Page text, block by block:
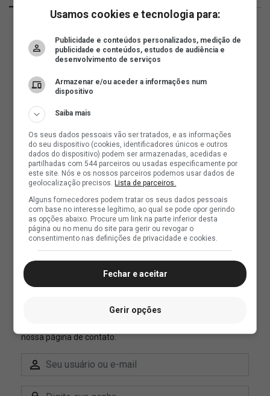
Usamos cookies e tecnologia para:
Publicidade e conteúdos personalizados, medição de
publicidade e conteúdos, estudos de audiência e
desenvolvimento de serviços
Armazenar e/ou aceder a informações num
dispositivo
Saiba mais
Os seus dados pessoais vão ser tratados, e as informações
do seu dispositivo (cookies, identificadores únicos e outros
dados do dispositivo) podem ser armazenadas, acedidas e
partilhadas com 544 parceiros ou usadas especificamente por
este site. Nós e os nossos parceiros podemos usar dados de
geolocalização precisos.Lista de parceiros.
Alguns fornecedores podem tratar os seus dados pessoais
com base no interesse legítimo, ao qual se pode opor gerindo
as opções abaixo. Procure um link na parte inferior desta
página ou no menu do site para gerir ou revogar o
consentimento nas definições de privacidade e cookies.
Fechar e aceitar
Gerir opções